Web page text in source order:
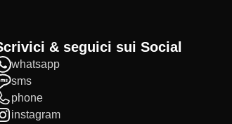
Scrivici & seguici sui Social
whatsapp
sms
phone
instagram